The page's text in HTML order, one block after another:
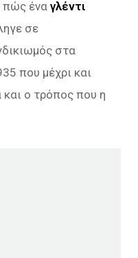
πώς έναγλέντι
σε
στα
που μέχρι και
και ο τρόπος που η